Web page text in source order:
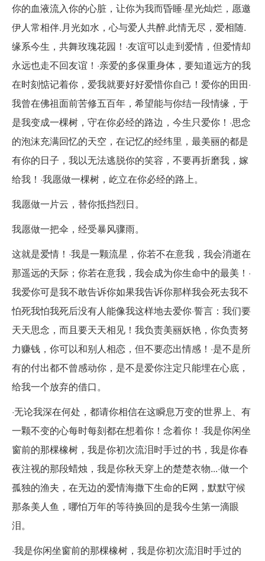
你的血液流入你的心脏，让你为我而昏睡·星光灿烂，愿邀
伊人常相伴.月光如水，心与爱人共醉.此情无尽，爱相随.
缘系今生，共舞玫瑰花园！·友谊可以走到爱情，但爱情却
永远也走不回友谊！·亲爱的多保重身体，要知道远方的我
在时刻惦记着你，爱我就要好好爱惜你自己！爱你的田田·
我曾在佛祖面前苦修五百年，希望能与你结一段情缘，于
是我变成一棵树，守在你必经的路边，今生只爱你！·思念
的泡沫充满回忆的天空，在记忆的经纬里，最美丽的都是
有你的日子，我以无法逃脱你的笑容，不要再折磨我，嫁
给我！·我愿做一棵树，屹立在你必经的路上。
我愿做一片云，替你抵挡烈日。
我愿做一把伞，经受暴风骤雨。
这就是爱情！·我是一颗流星，你若不在意我，我会消逝在
那遥远的天际；你若在意我，我会成为你生命中的最美！·
我爱你可是我不敢告诉你如果我告诉你那样我会死去我不
怕死我怕我死后没有人能像我这样地去爱你·誓言：我们要
天天思念，而且要天天相见！我负责美丽妖艳，你负责努
力赚钱，你可以和别人相恋，但不要恋出情感！·是不是所
有的付出都不曾感动你，是不是爱你注定只能埋在心底，
给我一个放弃的借口。
·无论我深在何处，都请你相信在这瞬息万变的世界上、有
一颗不变的心每时每刻都在想着你！念着你！·我是你闲坐
窗前的那棵橡树，我是你初次流泪时手过的书，我是你春
夜注视的那段蜡烛，我是你秋天穿上的楚楚衣物...·做一个
孤独的渔夫，在无边的爱情海撒下生命的E网，默默守候
那条美人鱼，哪怕万年的等待换回的是我今生第一滴眼
泪。
·我是你闲坐窗前的那棵橡树，我是你初次流泪时手过的